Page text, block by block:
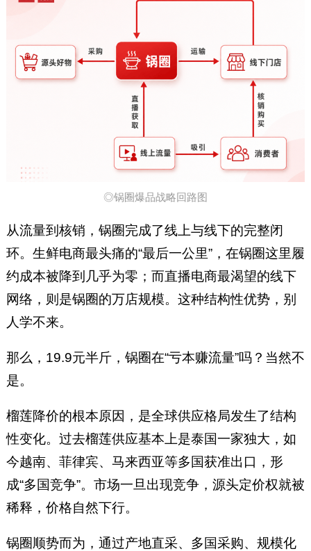
◎锅圈爆品战略回路图
从流量到核销，锅圈完成了线上与线下的完整闭
环。生鲜电商最头痛的“最后一公里”，在锅圈这里履
约成本被降到几乎为零；而直播电商最渴望的线下
网络，则是锅圈的万店规模。这种结构性优势，别
人学不来。
那么，19.9元半斤，锅圈在“亏本赚流量”吗？当然不
是。
榴莲降价的根本原因，是全球供应格局发生了结构
性变化。过去榴莲供应基本上是泰国一家独大，如
今越南、菲律宾、马来西亚等多国获准出口，形
成“多国竞争”。市场一旦出现竞争，源头定价权就被
稀释，价格自然下行。
锅圈顺势而为，通过产地直采、多国采购、规模化